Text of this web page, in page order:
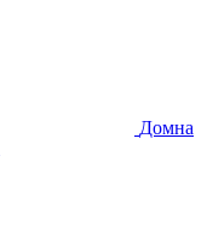
Домна